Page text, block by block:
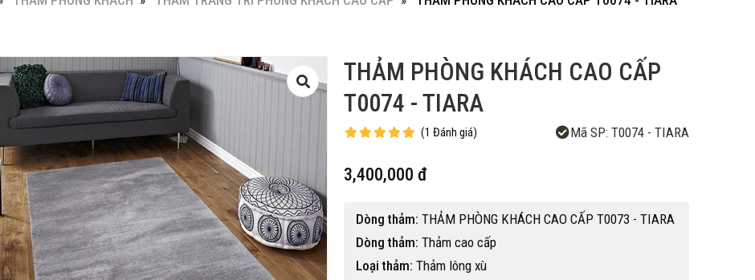
THẢM PHÒNG KHÁCH CAO CẤP
T0074 - TIARA
(1 Đánh giá) Mã SP: T0074 - TIARA
3,400,000 đ
Dòng thảm: THẢM PHÒNG KHÁCH CAO CẤP T0073 - TIARA
Dòng thảm: Thảm cao cấp
Loại thảm: Thảm lông xù